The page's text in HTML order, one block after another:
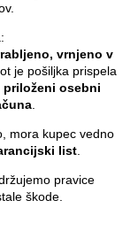
vrnjeno v
je pošiljka prispela
priloženi osebni
.
mora kupec vedno
list.
pravice
škode.